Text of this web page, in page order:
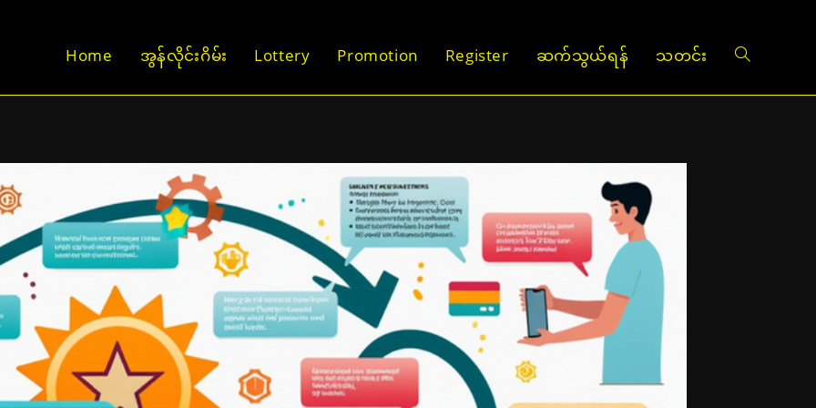
Home အွန်လိုင်းဂိမ်း Lottery Promotion Register ဆက်သွယ်ရန် သတင်း Toggle